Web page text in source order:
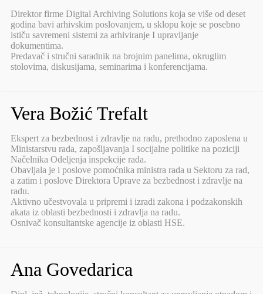
Direktor firme Digital Archiving Solutions koja se više od deset
godina bavi arhivskim poslovanjem, u sklopu koje se posebno
ističu savremeni sistemi za arhiviranje I upravljanje
dokumentima.
Predavač i stručni saradnik na brojnim panelima, okruglim
stolovima, diskusijama, seminarima i konferencijama.
Vera Božić Trefalt
Ekspert za bezbednost i zdravlje na radu, prethodno zaposlena u
Ministarstvu rada, zapošljavanja I socijalne politike na poziciji
Načelnika Odeljenja inspekcije rada.
Obavljala je i poslove pomoćnika ministra rada u Sektoru za rad,
a zatim i poslove Direktora Uprave za bezbednost i zdravlje na
radu.
Aktivno učestvovala u pripremi i izradi zakona i podzakonskih
akata iz oblasti bezbednosti i zdravlja na radu.
Osnivač konsultantske agencije iz oblasti HSE.
Ana Govedarica